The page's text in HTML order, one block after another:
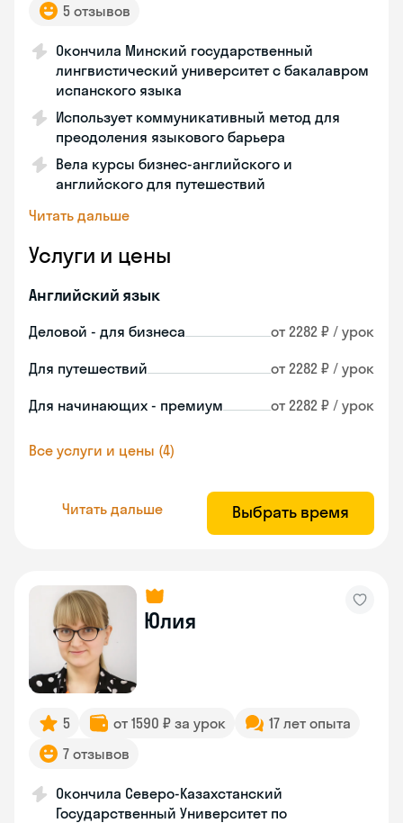
5 отзывов
Окончила Минский государственный
лингвистический университет с бакалавром
испанского языка
Использует коммуникативный метод для
преодоления языкового барьера
Вела курсы бизнес-английского и
английского для путешествий
Читать дальше
Услуги и цены
Английский язык
Деловой - для бизнеса от 2282 ₽ / урок
Для путешествий от 2282 ₽ / урок
Для начинающих - премиум от 2282 ₽ / урок
Все услуги и цены (4)
Читать дальше Выбрать время
Юлия
5 от 1590 ₽ за урок
17 лет опыта
7 отзывов
Окончила Северо-Казахстанский
Государственный Университет по